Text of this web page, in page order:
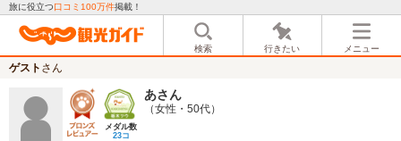
旅に役立つ口コミ100万件掲載！
検索 行きたい メニュー
ゲスト さん
メダル数
23コ
あさん
（女性・50代）